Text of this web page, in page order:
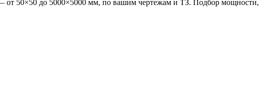
от 50×50 до 5000×5000 мм, по вашим чертежам и ТЗ. Подбор мощности,